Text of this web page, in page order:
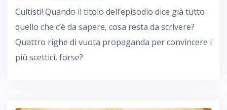
Cultisti! Quando il titolo dell’episodio dice già tutto
quello che c’è da sapere, cosa resta da scrivere?
Quattro righe di vuota propaganda per convincere i
più scettici, forse?